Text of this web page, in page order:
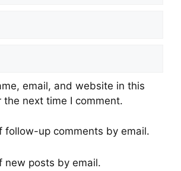
email, and website in this
the next time I comment.
follow-up comments by email.
new posts by email.